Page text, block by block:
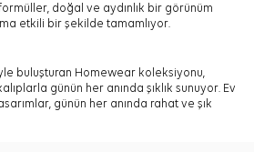
doğal ve aydınlık bir görünüm
etkili bir şekilde tamamlıyor.
buluşturan Homewear koleksiyonu,
günün her anında şıklık sunuyor. Ev
günün her anında rahat ve şık